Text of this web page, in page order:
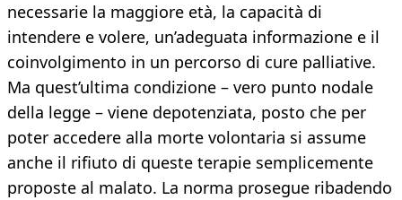
necessarie la maggiore età, la capacità di
intendere e volere, un’adeguata informazione e il
coinvolgimento in un percorso di cure palliative.
Ma quest’ultima condizione – vero punto nodale
della legge – viene depotenziata, posto che per
poter accedere alla morte volontaria si assume
anche il rifiuto di queste terapie semplicemente
proposte al malato. La norma prosegue ribadendo